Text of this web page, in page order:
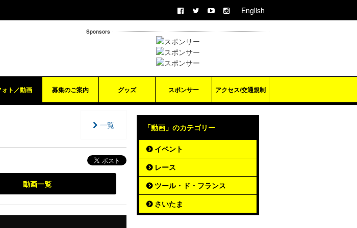
English
Sponsors
ォト／動画 募集のご案内 グッズ スポンサー アクセス/交通規制
一覧
動画一覧
「動画」のカテゴリー
イベント
レース
ツール・ド・フランス
さいたま